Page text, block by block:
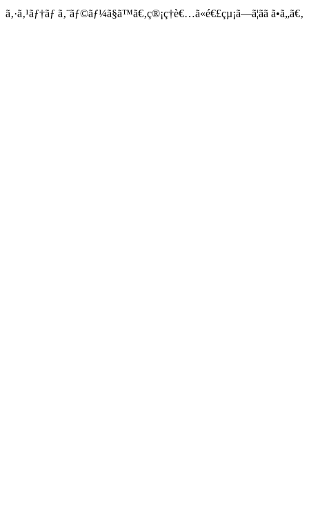
ã‚·ã‚¹ãƒ†ãƒ ã‚¨ãƒ©ãƒ¼ã§ã™ã€‚ç®¡ç†è€…ã«é€£çµ¡ã—ã¦ãã ã•ã„ã€‚